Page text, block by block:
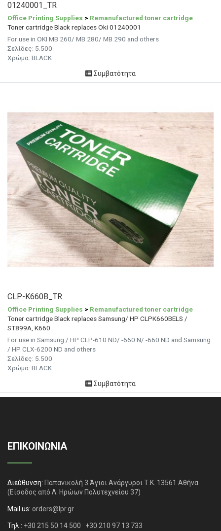
01240001_TR
Office Printing Supplies > Remanufactured toner cartridge
Toner cartridge Black replaces Oki 01240001
For use in OKI MB 260/ MB 280/ MB 290 and others
Σελίδες: 5.500
Χρώμα: BLACK
Συμβατότητα
CLP-K660B_TR
Office Printing Supplies > Remanufactured toner cartridge
Toner cartridge Black replaces Samsung/ HP CLPK660BELS /
ST899A, K660
For use in Samsung / HP CLP-610 ND/ -660 N/ -660 ND and Samsung
/ HP CLX-6200 ND and others
Σελίδες: 5.500
Χρώμα: BLACK
Συμβατότητα
ΕΠΙΚΟΙΝΩΝΙΑ
Διεύθυνση: Παπανικολή 3 Άγιοι Ανάργυροι Τ.Κ. 13561 Αθήνα
(Είσοδος από Λ. Ηρώων Πολυτεχνείου 37)
Mail us: orders@lpr.gr
Τηλ.: +30 215 50 14 500 +30 210 97 13 733